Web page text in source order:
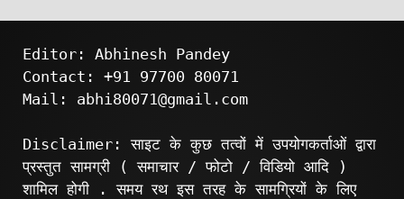
Editor: Abhinesh Pandey
Contact: +91 97700 80071
Mail: abhi80071@gmail.com
Disclaimer: साइट के कुछ तत्वों में उपयोगकर्ताओं द्वारा
प्रस्तुत सामग्री ( समाचार / फोटो / विडियो आदि )
शामिल होगी . समय रथ इस तरह के सामग्रियों के लिए